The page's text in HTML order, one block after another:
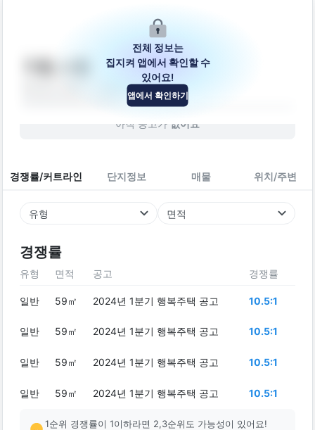
경상남도 밀양시 시청로2길 10-9
아직 공고가 없어요
경쟁률/커트라인 단지정보 매물 위치/주변
유형 면적
경쟁률
전체 정보는
집지켜 앱에서 확인할 수
있어요!
앱에서 확인하기
유형 면적 공고 경쟁률
일반 59㎡ 2024년 1분기 행복주택 공고 10.5:1
일반 59㎡ 2024년 1분기 행복주택 공고 10.5:1
일반 59㎡ 2024년 1분기 행복주택 공고 10.5:1
일반 59㎡ 2024년 1분기 행복주택 공고 10.5:1
1순위 경쟁률이 1이하라면 2,3순위도 가능성이 있어요!